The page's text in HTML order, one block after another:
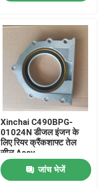
Xinchai C490BPG-
01024N डीजल इंजन के
लिए रियर क्रैंकशाफ्ट तेल
सील Assy
जांच भेजें